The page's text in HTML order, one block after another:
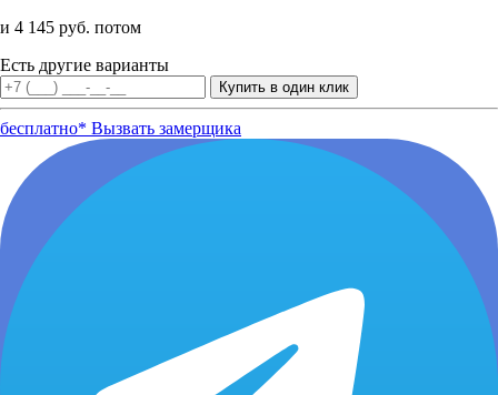
и 4 145 руб. потом
Есть другие варианты
бесплатно* Вызвать замерщика